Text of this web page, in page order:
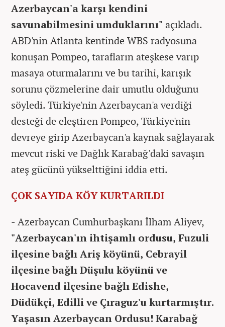
Azerbaycan'a karşı kendini
savunabilmesini umduklarını" açıkladı.
ABD'nin Atlanta kentinde WBS radyosuna
konuşan Pompeo, tarafların ateşkese varıp
masaya oturmalarını ve bu tarihi, karışık
sorunu çözmelerine dair umutlu olduğunu
söyledi. Türkiye'nin Azerbaycan'a verdiği
desteği de eleştiren Pompeo, Türkiye'nin
devreye girip Azerbaycan'a kaynak sağlayarak
mevcut riski ve Dağlık Karabağ'daki savaşın
ateş gücünü yükselttiğini iddia etti.
ÇOK SAYIDA KÖY KURTARILDI
- Azerbaycan Cumhurbaşkanı İlham Aliyev,
"Azerbaycan'ın ihtişamlı ordusu, Fuzuli
ilçesine bağlı Ariş köyünü, Cebrayil
ilçesine bağlı Düşulu köyünü ve
Hocavend ilçesine bağlı Edishe,
Düdükçi, Edilli ve Çıraguz'u kurtarmıştır.
Yaşasın Azerbaycan Ordusu! Karabağ